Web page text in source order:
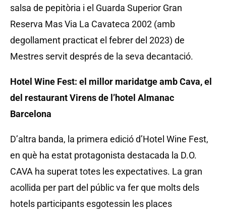
salsa de pepitòria i el Guarda Superior Gran
Reserva Mas Via La Cavateca 2002 (amb
degollament practicat el febrer del 2023) de
Mestres servit després de la seva decantació.
Hotel Wine Fest: el millor maridatge amb Cava, el
del restaurant Virens de l’hotel Almanac
Barcelona
D’altra banda, la primera edició d’Hotel Wine Fest,
en què ha estat protagonista destacada la D.O.
CAVA ha superat totes les expectatives. La gran
acollida per part del públic va fer que molts dels
hotels participants esgotessin les places